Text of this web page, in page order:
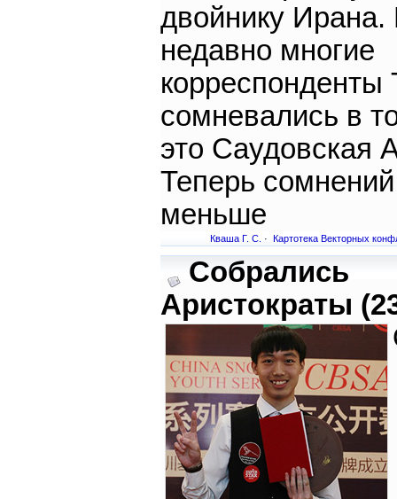
двойнику
недавно многие
корреспонденты
сомневались в
это Саудовская
Теперь сомнений
меньше
Кваша Г. С. · Картотека Векторных
Собрались
Аристократы